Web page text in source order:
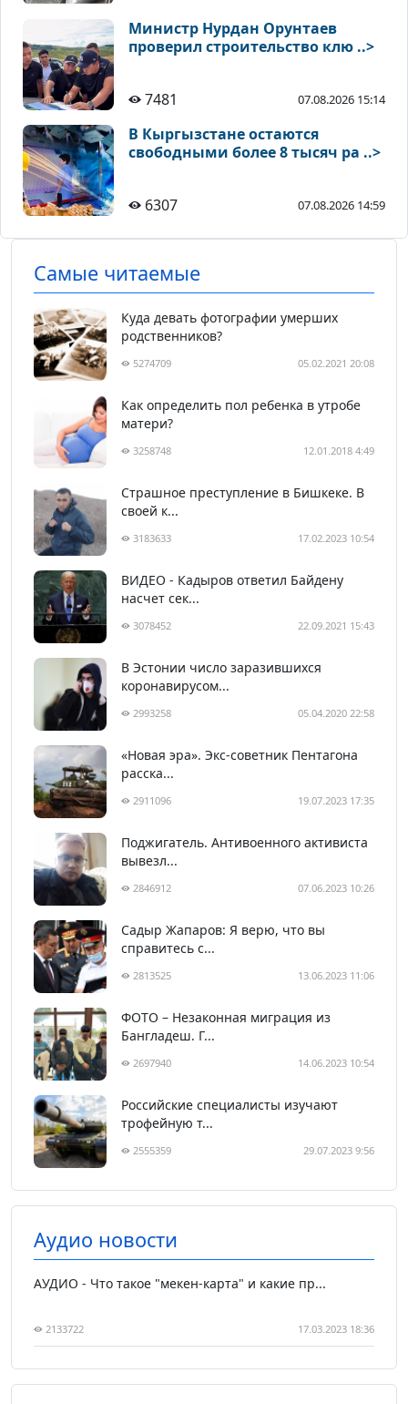
Министр Нурдан Орунтаев
проверил строительство клю ..>
7481 07.08.2026 15:14
В Кыргызстане остаются
свободными более 8 тысяч ра ..>
6307 07.08.2026 14:59
Самые читаемые
Куда девать фотографии умерших
родственников?
5274709 05.02.2021 20:08
Как определить пол ребенка в утробе
матери?
3258748 12.01.2018 4:49
Страшное преступление в Бишкеке. В
своей к...
3183633 17.02.2023 10:54
ВИДЕО - Кадыров ответил Байдену
насчет сек...
3078452 22.09.2021 15:43
В Эстонии число заразившихся
коронавирусом...
2993258 05.04.2020 22:58
«Новая эра». Экс-советник Пентагона
расска...
2911096 19.07.2023 17:35
Поджигатель. Антивоенного активиста
вывезл...
2846912 07.06.2023 10:26
Садыр Жапаров: Я верю, что вы
справитесь с...
2813525 13.06.2023 11:06
ФОТО – Незаконная миграция из
Бангладеш. Г...
2697940 14.06.2023 10:54
Российские специалисты изучают
трофейную т...
2555359 29.07.2023 9:56
Аудио новости
АУДИО - Что такое "мекен-карта" и какие пр...
2133722 17.03.2023 18:36